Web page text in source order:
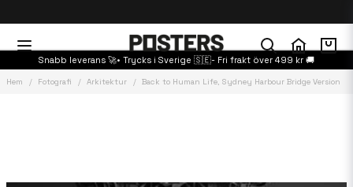
Snabb leverans 🚀• Trycks i Sverige 🇸🇪- Fri frakt över 499 kr 🚚
Hem Fotografi Arkitektur Back to Human Life, Sydney Harbour Bridge Version